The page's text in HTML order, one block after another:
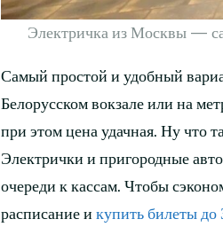
Электричка из Москвы —
Самый простой и удобный
Белорусском вокзале или на
при этом цена удачная. Ну что
Электрички и пригородные
очереди к кассам. Чтобы
расписание и купить билеты до